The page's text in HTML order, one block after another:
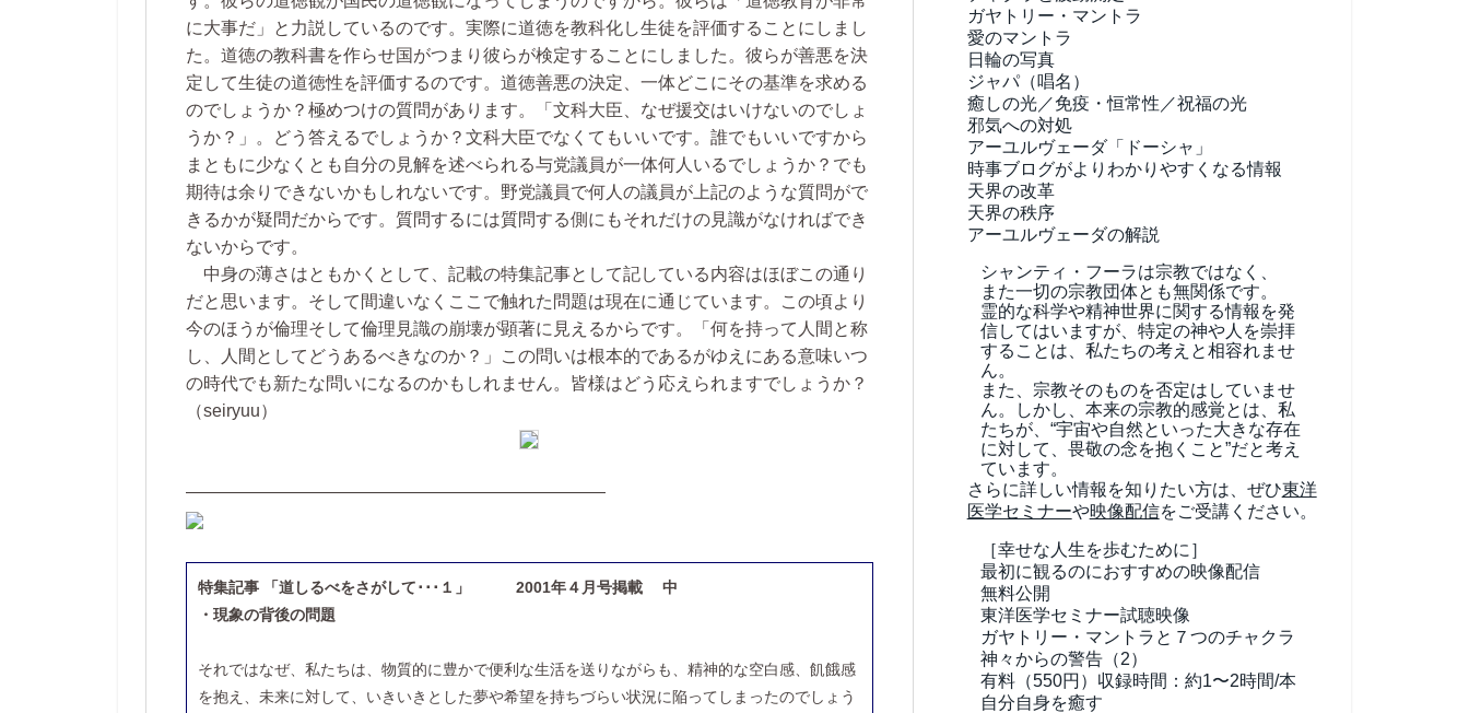
に大事だ」と力説しているのです。実際に道徳を教科化し生徒を評価することにしまし
た。道徳の教科書を作らせ国がつまり彼らが検定することにしました。彼らが善悪を決
定して生徒の道徳性を評価するのです。道徳善悪の決定、一体どこにその基準を求める
のでしょうか？極めつけの質問があります。「文科大臣、なぜ援交はいけないのでしょ
うか？」。どう答えるでしょうか？文科大臣でなくてもいいです。誰でもいいですから
まともに少なくとも自分の見解を述べられる与党議員が一体何人いるでしょうか？でも
期待は余りできないかもしれないです。野党議員で何人の議員が上記のような質問がで
きるかが疑問だからです。質問するには質問する側にもそれだけの見識がなければでき
ないからです。
中身の薄さはともかくとして、記載の特集記事として記している内容はほぼこの通り
だと思います。そして間違いなくここで触れた問題は現在に通じています。この頃より
今のほうが倫理そして倫理見識の崩壊が顕著に見えるからです。「何を持って人間と称
し、人間としてどうあるべきなのか？」この問いは根本的であるがゆえにある意味いつ
の時代でも新たな問いになるのかもしれません。皆様はどう応えられますでしょうか？
（seiryuu）
————————————————————————
特集記事 「道しるべをさがして･･･１」 2001年４月号掲載 中
・現象の背後の問題
それではなぜ、私たちは、物質的に豊かで便利な生活を送りながらも、精神的な空白感、飢餓感
を抱え、未来に対して、いきいきとした夢や希望を持ちづらい状況に陥ってしまったのでしょう
ガヤトリー・マントラ
愛のマントラ
日輪の写真
ジャパ（唱名）
癒しの光／免疫・恒常性／祝福の光
邪気への対処
アーユルヴェーダ「ドーシャ」
時事ブログがよりわかりやすくなる情報
天界の改革
天界の秩序
アーユルヴェーダの解説
シャンティ・フーラは宗教ではなく、
また一切の宗教団体とも無関係です。
霊的な科学や精神世界に関する情報を発
信してはいますが、特定の神や人を崇拝
することは、私たちの考えと相容れませ
ん。
また、宗教そのものを否定はしていませ
ん。しかし、本来の宗教的感覚とは、私
たちが、“宇宙や自然といった大きな存在
に対して、畏敬の念を抱くこと”だと考え
ています。
さらに詳しい情報を知りたい方は、ぜひ東洋
医学セミナーや映像配信をご受講ください。
［幸せな人生を歩むために］
最初に観るのにおすすめの映像配信
無料公開
東洋医学セミナー試聴映像
ガヤトリー・マントラと７つのチャクラ
神々からの警告（2）
有料（550円） 収録時間：約1〜2時間/本
自分自身を癒す